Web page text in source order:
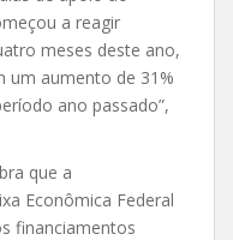
a reagir
meses deste ano,
um aumento de 31%
ano passado”,
que a
Econômica Federal
financiamentos